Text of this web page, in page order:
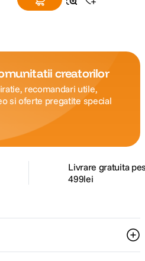
creatorilor
recomandari utile,
si oferte pregatite special
Livrare gratuita
499lei